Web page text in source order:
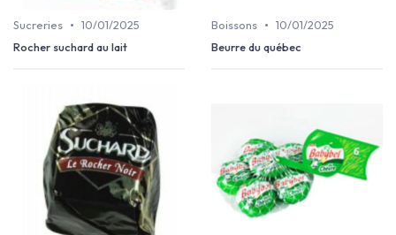
Sucreries • 10/01/2025
Rocher suchard au lait
Boissons • 10/01/2025
Beurre du québec